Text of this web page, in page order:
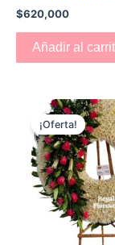
$620,000
Añadir al
¡Oferta!
El
precio
original
era: